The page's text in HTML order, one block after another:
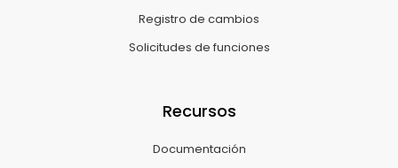
Registro de cambios
Solicitudes de funciones
Recursos
Documentación